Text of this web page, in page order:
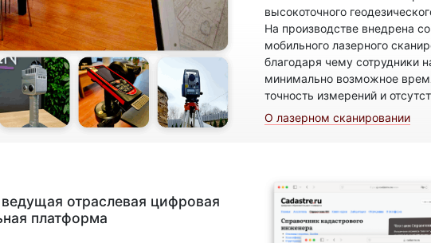
высокоточного
На производстве внедрена
мобильного лазерного
благодаря чему сотрудники
минимально возможное
точность измерений и
О лазерном сканировании
отраслевая цифровая
платформа